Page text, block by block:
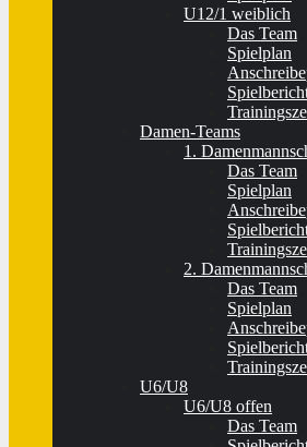
U12/1 weiblich
Das Team
Spielplan
Damen-Teams
1.
Das Team
Spielplan
2.
Das Team
Spielplan
U6/U8
U6/U8 offen
Das Team